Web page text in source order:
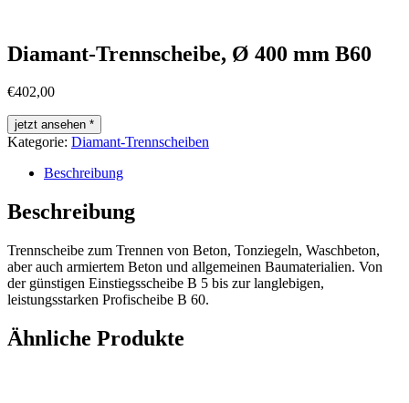
Diamant-Trennscheibe, Ø 400 mm B60
€402,00
jetzt ansehen *
Kategorie: Diamant-Trennscheiben
Beschreibung
Beschreibung
Trennscheibe zum Trennen von Beton, Tonziegeln, Waschbeton,
aber auch armiertem Beton und allgemeinen Baumaterialien. Von
der günstigen Einstiegsscheibe B 5 bis zur langlebigen,
leistungsstarken Profischeibe B 60.
Ähnliche Produkte